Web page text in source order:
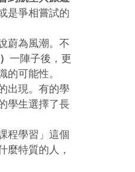
是爭相嘗試的
蔚為風潮。不
一陣子後，更
可能性。
出現。有的學
學生選擇了長
程學習」這個
麼特質的人，